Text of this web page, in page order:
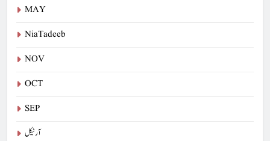
MAY
NiaTadeeb
NOV
OCT
SEP
آرٹیکل